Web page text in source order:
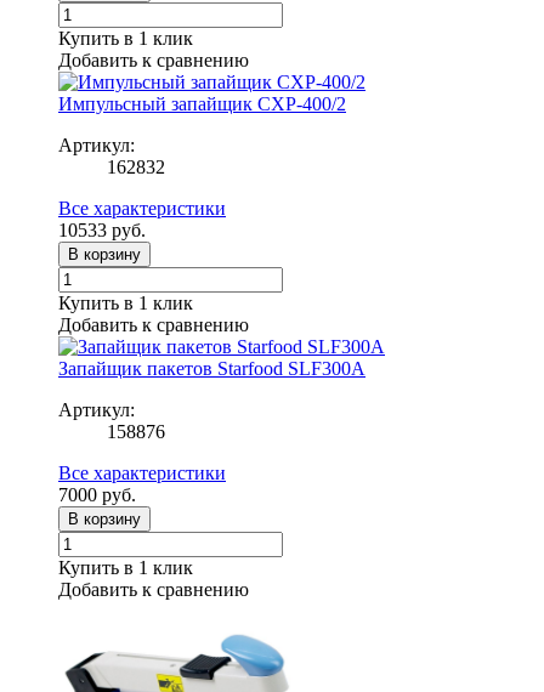
Купить в 1 клик
Добавить к сравнению
Импульсный запайщик CXP-400/2
Артикул:
162832
Все характеристики
10533 руб.
В корзину
Купить в 1 клик
Добавить к сравнению
Запайщик пакетов Starfood SLF300A
Артикул:
158876
Все характеристики
7000 руб.
В корзину
Купить в 1 клик
Добавить к сравнению